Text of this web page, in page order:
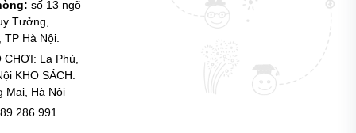
số 13 ngõ
Tưởng,
Hà Nội.
CHƠI: La Phù,
KHO SÁCH:
Mai, Hà Nội